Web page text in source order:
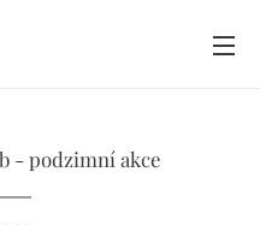
- podzimní akce